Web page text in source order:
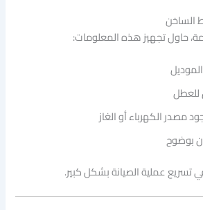
الساخن
حاول تجهيز هذه المعلومات:
مصدر الكهرباء أو الغاز
بوضوح
عملية الصيانة بشكل كبير.